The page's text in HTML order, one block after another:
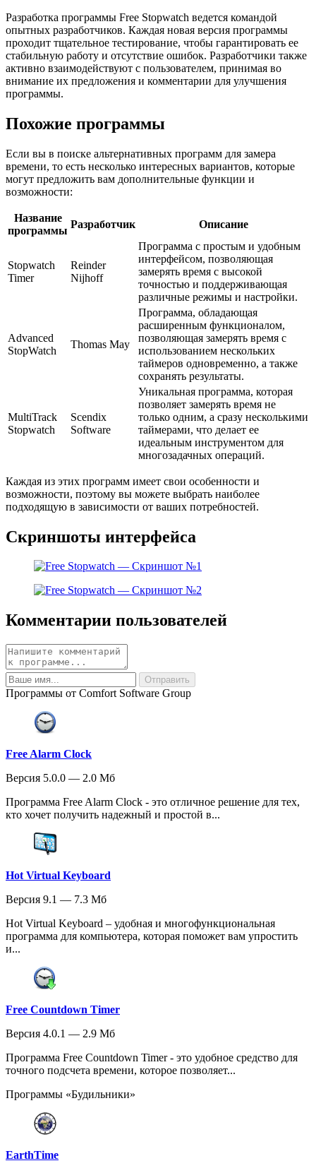
Разработка программы Free Stopwatch ведется командой
опытных разработчиков. Каждая новая версия программы
проходит тщательное тестирование, чтобы гарантировать ее
стабильную работу и отсутствие ошибок. Разработчики также
активно взаимодействуют с пользователем, принимая во
внимание их предложения и комментарии для улучшения
программы.
Похожие программы
Если вы в поиске альтернативных программ для замера
времени, то есть несколько интересных вариантов, которые
могут предложить вам дополнительные функции и
возможности:
Название
программы
Разработчик Описание
Stopwatch
Timer
Reinder
Nijhoff
Программа с простым и удобным
интерфейсом, позволяющая
замерять время с высокой
точностью и поддерживающая
различные режимы и настройки.
Advanced
StopWatch
Thomas May
Программа, обладающая
расширенным функционалом,
позволяющая замерять время с
использованием нескольких
таймеров одновременно, а также
сохранять результаты.
MultiTrack
Stopwatch
Scendix
Software
Уникальная программа, которая
позволяет замерять время не
только одним, а сразу несколькими
таймерами, что делает ее
идеальным инструментом для
многозадачных операций.
Каждая из этих программ имеет свои особенности и
возможности, поэтому вы можете выбрать наиболее
подходящую в зависимости от ваших потребностей.
Скриншоты интерфейса
Комментарии пользователей
Программы от Comfort Software Group
Free Alarm Clock
Версия 5.0.0 — 2.0 Мб
Программа Free Alarm Clock - это отличное решение для тех,
кто хочет получить надежный и простой в...
Hot Virtual Keyboard
Версия 9.1 — 7.3 Мб
Hot Virtual Keyboard – удобная и многофункциональная
программа для компьютера, которая поможет вам упростить
и...
Free Countdown Timer
Версия 4.0.1 — 2.9 Мб
Программа Free Countdown Timer - это удобное средство для
точного подсчета времени, которое позволяет...
Программы «Будильники»
EarthTime